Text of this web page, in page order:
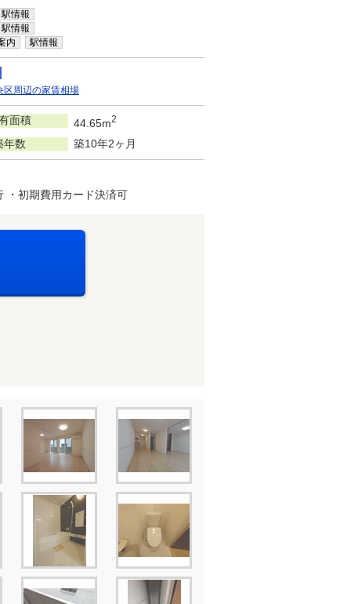
駅情報
駅情報
内 駅情報
区周辺の家賃相場
面積 44.65m2
年数 築10年2ヶ月
・初期費用カード決済可